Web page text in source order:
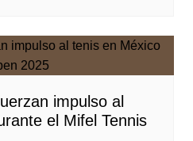
impulso al
el Mifel Tennis